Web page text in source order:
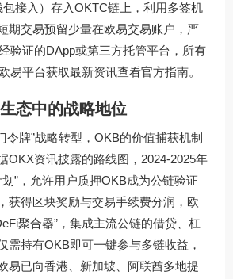
接入）存入OKTC链上，利用多签机
期交易预留少量在欧易交易账户，严
验证的DApp或第三方托管平台，所有
欧易平台获取最新资讯查看官方指南。
态中的战略地位
令牌”战略转型，OKB的价值捕获机制
OKX资讯披露的路线图，2024-2025年
”，允许用户质押OKB成为公链验证
获得区块奖励与交易手续费分润，欧
聚合器”，集成主流公链的借贷、杠
需持有OKB即可一键参与多链收益，
易已向香港、新加坡、阿联酋多地提